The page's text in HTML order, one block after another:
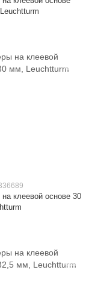
клеевой основе 30